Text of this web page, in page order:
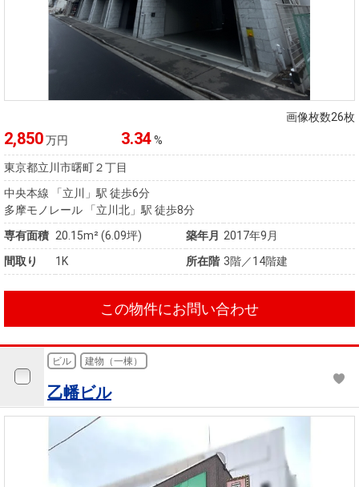
購入向け
サービス
住宅ロー
ンシミュ
レーショ
ン
住まい1プ
ラス（お
役立ちコ
ラム）
暮らしの
税金の本
（電子ブ
ック）
ド
住まいと
暮らしの
税金の本
売却ガイ
ド
画像枚数26枚
2,850万円 3.34%
東京都立川市曙町２丁目
中央本線 「立川」駅 徒歩6分
多摩モノレール 「立川北」駅 徒歩8分
専有面積 20.15m² (6.09坪) 築年月 2017年9月
間取り
1K 所在階 3階／14階建
この物件にお問い合わせ
ビル 建物（一棟）
乙幡ビル